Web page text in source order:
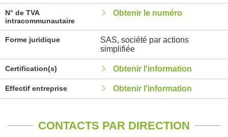
N° de TVA
intracommunautaire
Obtenir le numéro
Forme juridique
SAS, société par actions
simplifiée
Certification(s) Obtenir l'information
Effectif entreprise Obtenir l'information
CONTACTS PAR DIRECTION